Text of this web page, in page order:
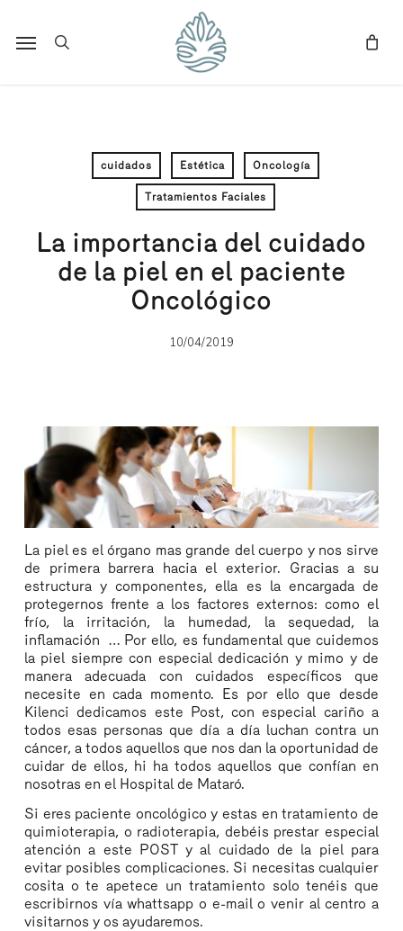
main
cuidados Estética Oncología
Tratamientos Faciales
La importancia del cuidado
de la piel en el paciente
Oncológico
10/04/2019
La piel es el órgano mas grande del cuerpo y nos sirve
de primera barrera hacia el exterior. Gracias a su
estructura y componentes, ella es la encargada de
protegernos frente a los factores externos: como el
frío, la irritación, la humedad, la sequedad, la
inflamación … Por ello, es fundamental que cuidemos
la piel siempre con especial dedicación y mimo y de
manera adecuada con cuidados específicos que
necesite en cada momento. Es por ello que desde
Kilenci dedicamos este Post, con especial cariño a
todos esas personas que día a día luchan contra un
cáncer, a todos aquellos que nos dan la oportunidad de
cuidar de ellos, hi ha todos aquellos que confían en
nosotras en el Hospital de Mataró.
Si eres paciente oncológico y estas en tratamiento de
quimioterapia, o radioterapia, debéis prestar especial
atención a este POST y al cuidado de la piel para
evitar posibles complicaciones. Si necesitas cualquier
cosita o te apetece un tratamiento solo tenéis que
escribirnos vía whattsapp o e-mail o venir al centro a
visitarnos y os ayudaremos.